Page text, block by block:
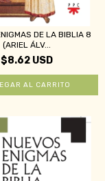
DE LA BIBLIA 8
(ARIEL ÁLV...
$8.62 USD